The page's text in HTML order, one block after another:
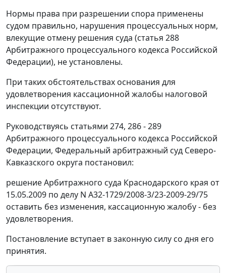
Нормы права при разрешении спора применены
судом правильно, нарушения процессуальных норм,
влекущие отмену решения суда (статья 288
Арбитражного процессуального кодекса Российской
Федерации), не установлены.
При таких обстоятельствах основания для
удовлетворения кассационной жалобы налоговой
инспекции отсутствуют.
Руководствуясь статьями 274, 286 - 289
Арбитражного процессуального кодекса Российской
Федерации, Федеральный арбитражный суд Северо-
Кавказского округа постановил:
решение Арбитражного суда Краснодарского края от
15.05.2009 по делу N А32-1729/2008-3/23-2009-29/75
оставить без изменения, кассационную жалобу - без
удовлетворения.
Постановление вступает в законную силу со дня его
принятия.